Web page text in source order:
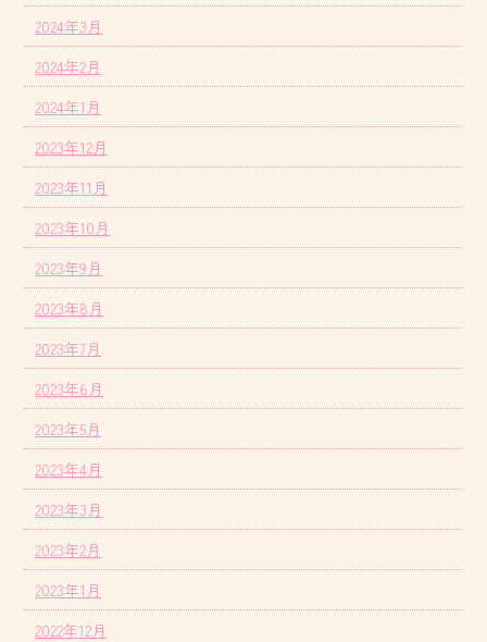
2024年3月
2024年2月
2024年1月
2023年12月
2023年11月
2023年10月
2023年9月
2023年8月
2023年7月
2023年6月
2023年5月
2023年4月
2023年3月
2023年2月
2023年1月
2022年12月